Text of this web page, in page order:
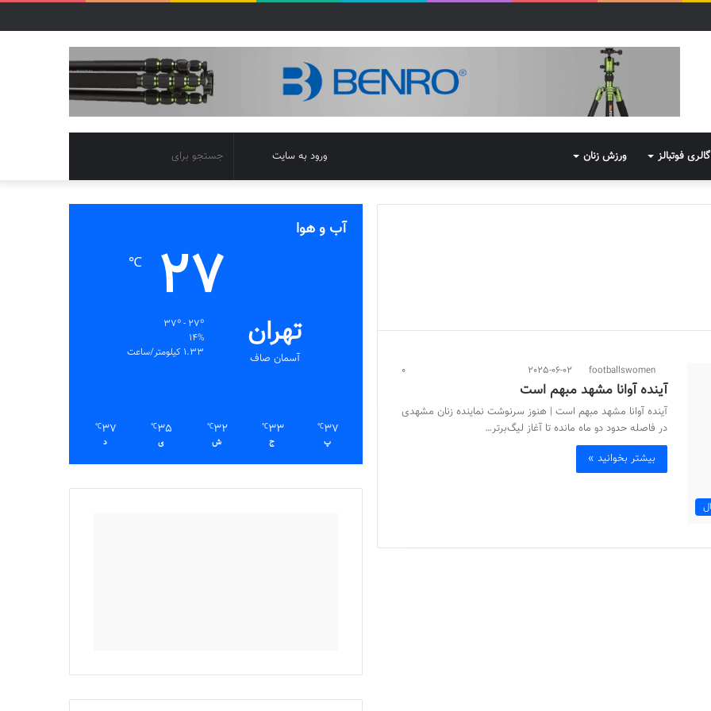
گالری فوتبالز ورزش زنان
برای
تغییر
پوسته
ورود به سایت
footballswomen
2025-06-02
0
آینده آوانا مشهد مبهم است
آینده آوانا مشهد مبهم است | هنوز سرنوشت نماینده زنان مشهدی
در فاصله حدود دو ماه مانده تا آغاز لیگ‌برتر…
بیشتر بخوانید »
آب و هوا
تهران
آسمان صاف
27
℃
37º - 27º
14%
1.33 کیلومتر/ساعت
37
℃
پ
33
℃
ج
32
℃
ش
35
℃
ی
37
℃
د